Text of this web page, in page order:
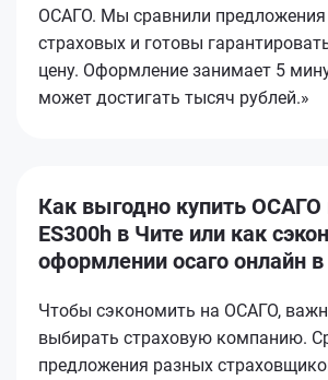
ОСАГО. Мы сравнили предложения
страховых и готовы
цену. Оформление занимает 5
может достигать тысяч рублей.»
Как выгодно купить ОСАГО
ES300h в Чите или как
оформлении осаго онлайн
Чтобы сэкономить на ОСАГО,
выбирать страховую компанию.
предложения разных